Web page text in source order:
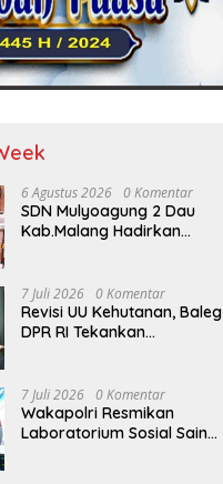
6 Agustus 2026 0 Komentar
SDN Mulyoagung 2 Dau
Kab.Malang Hadirkan
Wawasan Global Siswa
melalui Kolaborasi
Internasional
7 Juli 2026 0 Komentar
Revisi UU Kehutanan, Baleg
DPR RI Tekankan
Sepihak
7 Juli 2026 0 Komentar
Wakapolri Resmikan
Laboratorium Sosial Sains